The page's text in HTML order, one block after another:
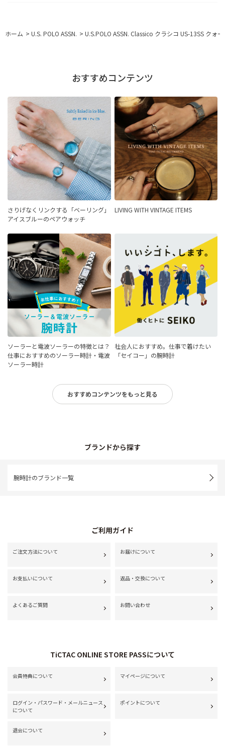
ホーム > U.S. POLO ASSN. > U.S.POLO ASSN. Classico クラシコ US-13SS クォ
おすすめコンテンツ
さりげなくリンクする「ベーリング」
アイスブルーのペアウォッチ
LIVING WITH VINTAGE ITEMS
ソーラーと電波ソーラーの特徴とは？
仕事におすすめのソーラー時計・電波
ソーラー時計
社会人におすすめ。仕事で着けたい
「セイコー」の腕時計
おすすめコンテンツをもっと見る
ブランドから探す
腕時計のブランド一覧
ご利用ガイド
ご注文方法について お届けについて
お支払いについて 返品・交換について
よくあるご質問 お問い合わせ
TiCTAC ONLINE STORE PASSについて
会員特典について マイページについて
ログイン・パスワード・メールニュース
について
ポイントについて
退会について